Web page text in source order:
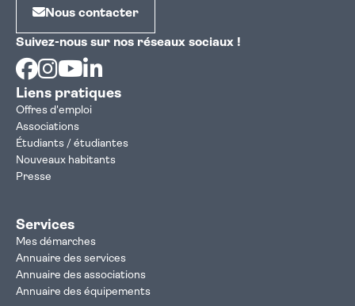
Nous contacter
Suivez-nous sur nos réseaux sociaux !
Facebook
Instagram
Youtube
Liens pratiques
Offres d'emploi
Associations
Étudiants / étudiantes
Nouveaux habitants
Presse
Services
Mes démarches
Annuaire des services
Annuaire des associations
Annuaire des équipements